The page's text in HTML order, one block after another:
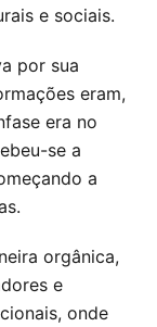
e sociais.
por sua
eram,
era no
se a
a
orgânica,
e
onde